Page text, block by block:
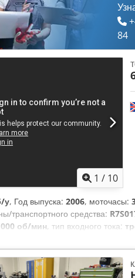
84
1 / 10
у, Год выпуска: 2006, моточасы:
транспортного средства:
об/мин, тип входного тока:
ОБЩАЯ СТОИМОСТЬ: 15 000
Tornado T8MSY Год выпуска:
Местонахождение: Dynomec,
прутка: 65 мм Обзор и